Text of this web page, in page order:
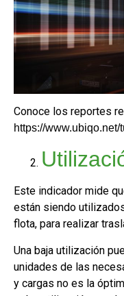
Conoce los reportes
https://
Este indicador mide
están siendo
flota, para realizar
Una baja utilización
unidades de las
y cargas no es la